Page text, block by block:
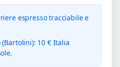
espresso tracciabile e
10 € Italia